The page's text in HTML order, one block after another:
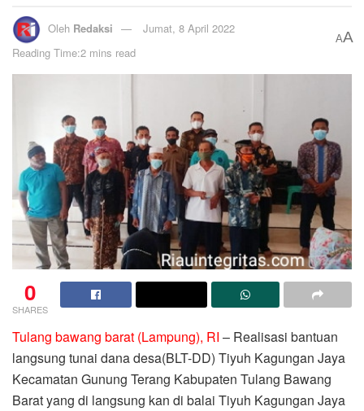
Oleh Redaksi
Jumat, 8 April 2022
Reading Time:2 mins read
AA
0
SHARES
Tulang bawang barat (Lampung), RI – Realisasi bantuan
langsung tunai dana desa(BLT-DD) Tiyuh Kagungan Jaya
Kecamatan Gunung Terang Kabupaten Tulang Bawang
Barat yang di langsung kan di balai Tiyuh Kagungan Jaya